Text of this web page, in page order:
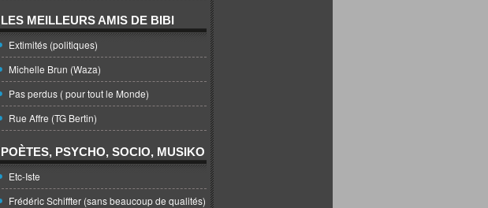
LES MEILLEURS AMIS DE BIBI
Extimités (politiques)
Michelle Brun (Waza)
Pas perdus ( pour tout le Monde)
Rue Affre (TG Bertin)
POÈTES, PSYCHO, SOCIO, MUSIKO
Etc-Iste
Frédéric Schiffter (sans beaucoup de qualités)